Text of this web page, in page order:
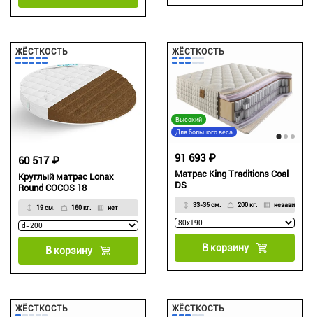
ЖЁСТКОСТЬ
Круглый матрас Lonax
Round COCOS 18
19 см. 160 кг. нет
60 517 ₽
В корзину
ЖЁСТКОСТЬ
Высокий
Для большого веса
Матрас King Traditions Coal
DS
33-35 см. 200 кг.
91 693 ₽
В корзину
ЖЁСТКОСТЬ ЖЁСТКОСТЬ